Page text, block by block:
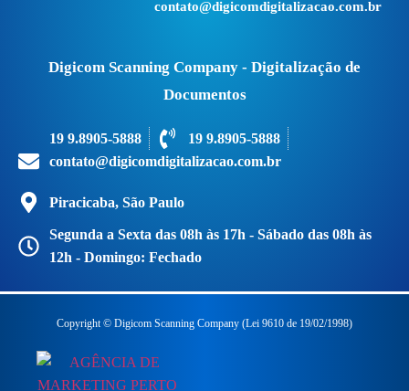
contato@digicomdigitalizacao.com.br
Digicom Scanning Company - Digitalização de
Documentos
19 9.8905-5888
19 9.8905-5888
contato@digicomdigitalizacao.com.br
Piracicaba, São Paulo
Segunda a Sexta das 08h às 17h - Sábado das 08h às
12h - Domingo: Fechado
Copyright © Digicom Scanning Company (Lei 9610 de 19/02/1998)